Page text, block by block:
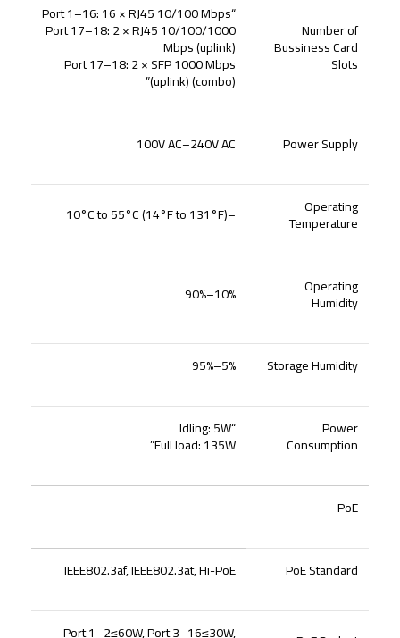
Number of
Bussiness Card
Slots
“Port 1–16: 16 × RJ45 10/100 Mbps
Port 17–18: 2 × RJ45 10/100/1000
Mbps (uplink)
Port 17–18: 2 × SFP 1000 Mbps
(uplink) (combo)”
Power Supply
100V AC–240V AC
Operating
Temperature
–10°C to 55°C (14°F to 131°F)
Operating
Humidity
10%–90%
Storage Humidity
5%–95%
Power
Consumption
“Idling: 5W
Full load: 135W”
PoE
PoE Standard
IEEE802.3af, IEEE802.3at, Hi-PoE
Port 1–2≤60W, Port 3–16≤30W,